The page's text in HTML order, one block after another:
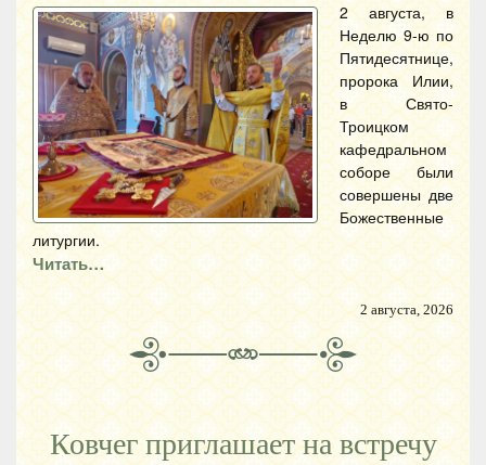
2 августа, в
Неделю 9-ю по
Пятидесятнице,
пророка Илии,
в Свято-
Троицком
кафедральном
соборе были
совершены две
Божественные
литургии.
Читать…
2 августа, 2026
Ковчег приглашает на встречу